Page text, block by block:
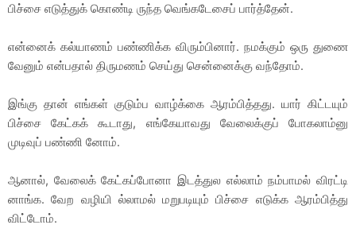
பிச்சை எடுத்துக் கொண்டி ருந்த வெங்கடேசைப் பார்த்தேன்.
என்னைக் கல்யாணம் பண்ணிக்க விரும்பினார். நமக்கும் ஒரு துணை
வேனும் என்பதால் திருமணம் செய்து சென்னைக்கு வந்தோம்.
இங்கு தான் எங்கள் குடும்ப வாழ்க்கை ஆரம்பித்தது. யார் கிட்டயும்
பிச்சை கேட்கக் கூடாது, எங்கேயாவது வேலைக்குப் போகலாம்னு
முடிவுப் பண்ணி னோம்.
ஆனால், வேலைக் கேட்கப்போனா இடத்துல எல்லாம் நம்பாமல் விரட்டி
னாங்க. வேற வழியி ல்லாமல் மறுபடியும் பிச்சை எடுக்க ஆரம்பித்து
விட்டோம்.